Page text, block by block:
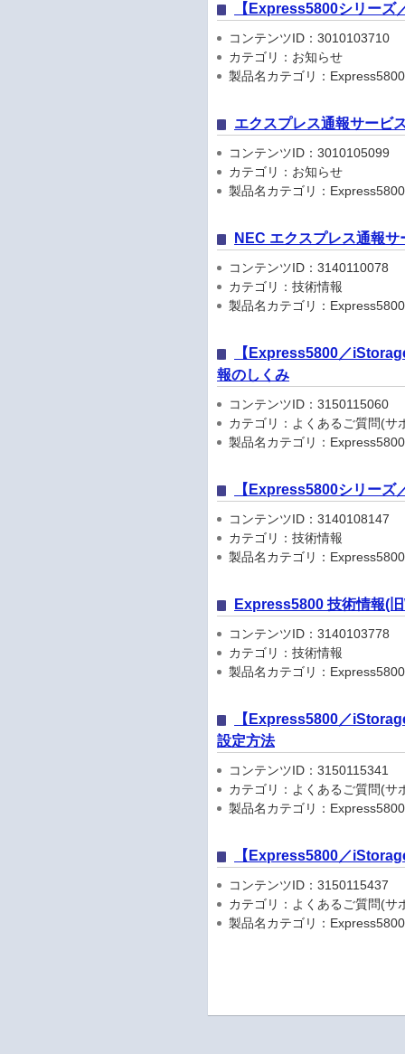
【Express5800シリー
コンテンツID：3010103710
カテゴリ：お知らせ
製品名カテゴリ：
エクスプレス通報サービ
コンテンツID：3010105099
カテゴリ：お知らせ
製品名カテゴリ：
NEC エクスプレス通報
コンテンツID：3140110078
カテゴリ：技術情報
製品名カテゴリ：
【Express5800／
報のしくみ
コンテンツID：3150115060
カテゴリ：よくあるご質問(サ
製品名カテゴリ：
【Express5800シリー
コンテンツID：3140108147
カテゴリ：技術情報
製品名カテゴリ：
Express5800 技術情報(
コンテンツID：3140103778
カテゴリ：技術情報
製品名カテゴリ：
【Express5800／
設定方法
コンテンツID：3150115341
カテゴリ：よくあるご質問(サ
製品名カテゴリ：
【Express5800／
コンテンツID：3150115437
カテゴリ：よくあるご質問(サ
製品名カテゴリ：